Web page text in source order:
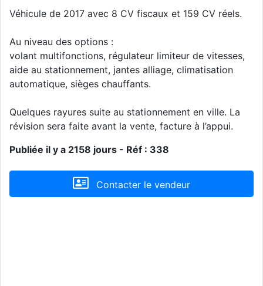
Véhicule de 2017 avec 8 CV fiscaux et 159 CV réels.
Au niveau des options :
volant multifonctions, régulateur limiteur de vitesses,
aide au stationnement, jantes alliage, climatisation
automatique, sièges chauffants.
Quelques rayures suite au stationnement en ville. La
révision sera faite avant la vente, facture à l’appui.
Publiée il y a 2158 jours - Réf : 338
Contacter le vendeur